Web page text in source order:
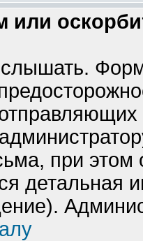
или
при этом
детальная